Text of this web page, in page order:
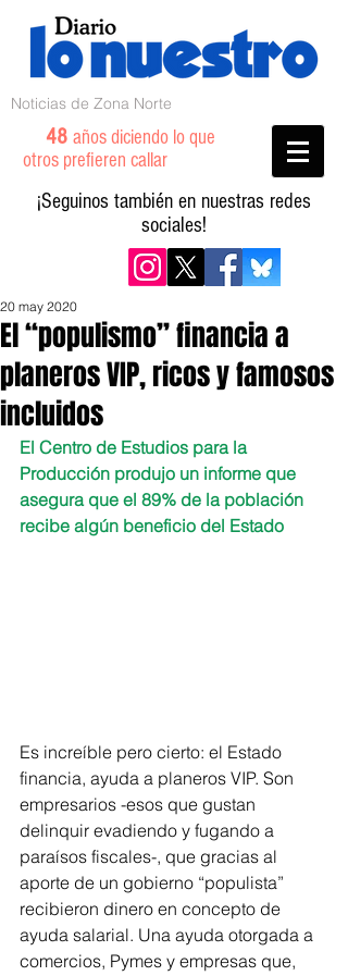
Noticias de Zona Norte
48 años diciendo lo que
otros prefieren callar
¡Seguinos también en nuestras redes
sociales!
El “populismo” financia a
planeros VIP, ricos y famosos
incluidos
20 may 2020
El Centro de Estudios para la
Producción produjo un informe que
asegura que el 89% de la población
recibe algún beneficio del Estado
Es increíble pero cierto: el Estado
financia, ayuda a planeros VIP. Son
empresarios -esos que gustan
delinquir evadiendo y fugando a
paraísos fiscales-, que gracias al
aporte de un gobierno “populista”
recibieron dinero en concepto de
ayuda salarial. Una ayuda otorgada a
comercios, Pymes y empresas que,